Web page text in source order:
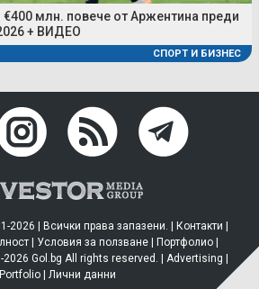
€400 млн. повече от Аржентина преди
+ ВИДЕО
СПОРТ И БИЗНЕС
2026 | Всички права запазени. | Контакти
| Условия за ползване| Портфолио|
Gol.bg All rights reserved. | Advertising
Portfolio
Лични данни